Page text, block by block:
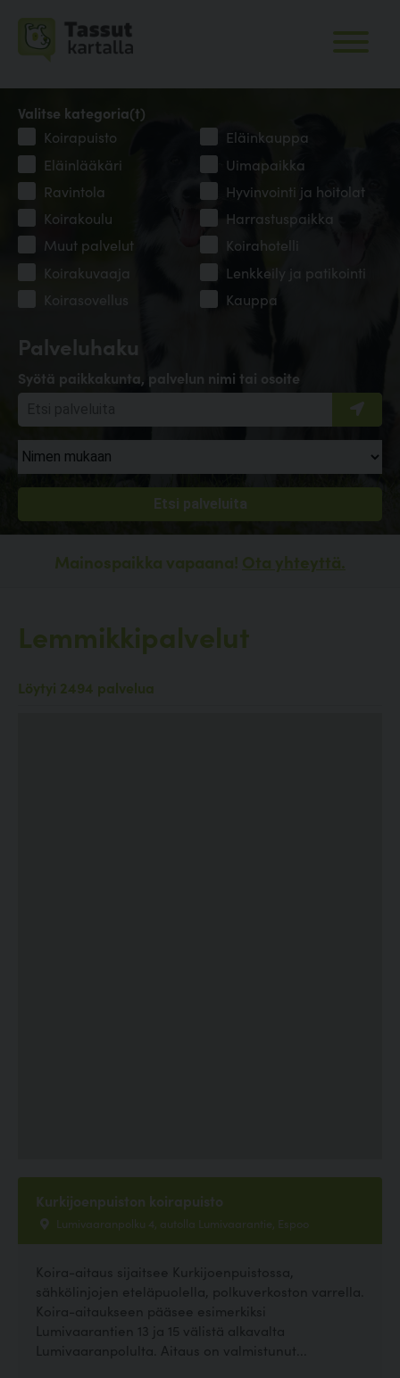
Palveluhaku
Syötä paikkakunta, palvelun nimi tai osoite
Valitse kategoria(t)
Koirapuisto
Eläinkauppa
Eläinlääkäri
Uimapaikka
Ravintola
Hyvinvointi ja hoitolat
Koirakoulu
Harrastuspaikka
Muut palvelut
Koirahotelli
Koirakuvaaja
Lenkkeily ja patikointi
Koirasovellus
Kauppa
Mainospaikka vapaana! Ota yhteyttä.
Lemmikkipalvelut
Löytyi 2494 palvelua
Kurkijoenpuiston koirapuisto
Lumivaaranpolku 4, autolla Lumivaarantie, Espoo
Koira-aitaus sijaitsee Kurkijoenpuistossa,
sähkölinjojen eteläpuolella, polkuverkoston varrella.
Koira-aitaukseen pääsee esimerkiksi
Lumivaarantien 13 ja 15 välistä alkavalta
Lumivaaranpolulta. Aitaus on valmistunut...